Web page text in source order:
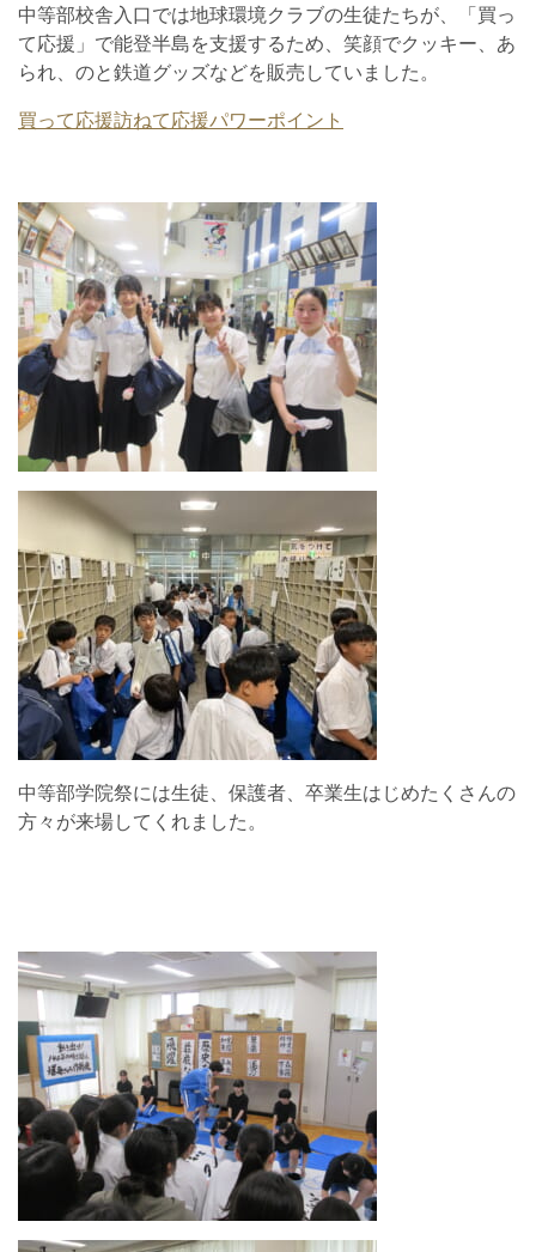
中等部校舎入口では地球環境クラブの生徒たちが、「買っ
て応援」で能登半島を支援するため、笑顔でクッキー、あ
られ、のと鉄道グッズなどを販売していました。
買って応援訪ねて応援パワーポイント
中等部学院祭には生徒、保護者、卒業生はじめたくさんの
方々が来場してくれました。